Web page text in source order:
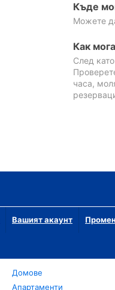
Къде
Можете
Как
След
часа,
Вашият акаунт
Домове
Апартаменти